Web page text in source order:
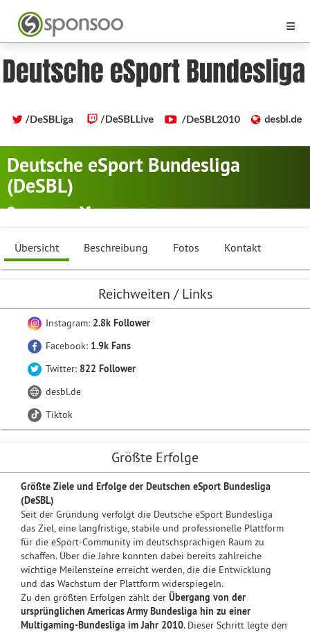
Deutsche eSport Bundesliga
(DeSBL)
Salzgitter eSport (E-Sport)
Übersicht Beschreibung Fotos Kontakt
Reichweiten / Links
Instagram: 2.8k Follower
Facebook: 1.9k Fans
Twitter: 822 Follower
desbl.de
Tiktok
Größte Erfolge
Größte Ziele und Erfolge der Deutschen eSport Bundesliga
(DeSBL)
Seit der Gründung verfolgt die Deutsche eSport Bundesliga
das Ziel, eine langfristige, stabile und professionelle Plattform
für die eSport-Community im deutschsprachigen Raum zu
schaffen. Über die Jahre konnten dabei bereits zahlreiche
wichtige Meilensteine erreicht werden, die die Entwicklung
und das Wachstum der Plattform widerspiegeln.
Zu den größten Erfolgen zählt der Übergang von der
ursprünglichen Americas Army Bundesliga hin zu einer
Multigaming-Bundesliga im Jahr 2010. Dieser Schritt legte den